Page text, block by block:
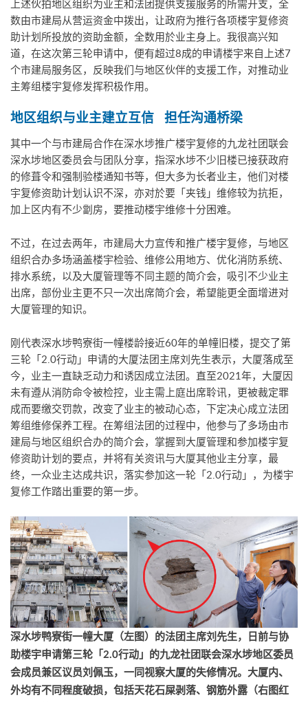
上述伙拍地区组织为业主和法团提供支援服务的所需开支，全
数由市建局从营运资金中拨出，让政府为推行各项楼宇复修资
助计划所投放的资助金额，全数用於业主身上。我很高兴知
道，在这次第三轮申请中，便有超过8成的申请楼宇来自上述7
个市建局服务区，反映我们与地区伙伴的支援工作，对推动业
主筹组楼宇复修发挥积极作用。
地区组织与业主建立互信 担任沟通桥梁
其中一个与市建局合作在深水埗推广楼宇复修的九龙社团联会
深水埗地区委员会与团队分享，指深水埗不少旧楼已接获政府
的修葺令和强制验楼通知书等，但大多为长者业主，他们对楼
宇复修资助计划认识不深，亦对於要「夹钱」维修较为抗拒，
加上区内有不少劏房，要推动楼宇维修十分困难。
不过，在过去两年，市建局大力宣传和推广楼宇复修，与地区
组织合办多场涵盖楼宇检验、维修公用地方、优化消防系统、
排水系统，以及大厦管理等不同主题的简介会，吸引不少业主
出席，部份业主更不只一次出席简介会，希望能更全面增进对
大厦管理的知识。
刚代表深水埗鸭寮街一幢楼龄接近60年的单幢旧楼，提交了第
三轮「2.0行动」申请的大厦法团主席刘先生表示，大厦落成至
今，业主一直缺乏动力和诱因成立法团。直至2021年，大厦因
未有遵从消防命令被检控，业主需上庭出席聆讯，更被裁定罪
成而要缴交罚款，改变了业主的被动心态，下定决心成立法团
筹组维修保养工程。在筹组法团的过程中，他参与了多场由市
建局与地区组织合办的简介会，掌握到大厦管理和参加楼宇复
修资助计划的要点，并将有关资讯与大厦其他业主分享，最
终，一众业主达成共识，落实参加这一轮「2.0行动」，为楼宇
复修工作踏出重要的第一步。
深水埗鸭寮街一幢大厦（左图）的法团主席刘先生，日前与协
助楼宇申请第三轮「 2.0行动」的九龙社团联会深水埗地区委员
会成员兼区议员刘佩玉 ， 一同视察大厦的失修情况。大厦内、
外均有不同程度破损，包括天花石屎剥落、钢筋外露（右图红